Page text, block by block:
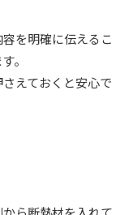
を明確に伝えるこ
。
えておくと安心で